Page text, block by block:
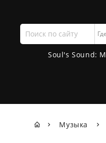
Поиск
по
сайту
Soul's Sound:
Музыка